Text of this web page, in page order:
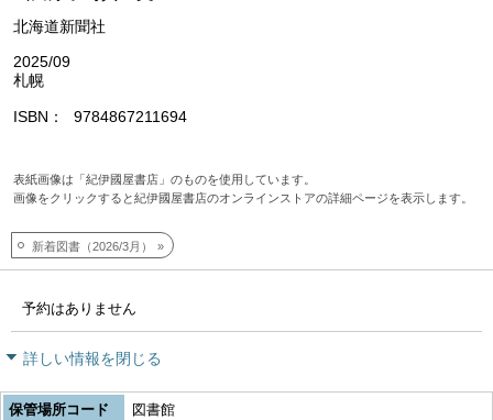
北海道新聞社
2025/09
札幌
ISBN 9784867211694
表紙画像は「紀伊國屋書店」のものを使用しています。
画像をクリックすると紀伊國屋書店のオンラインストアの詳細ページを表示します。
新着図書（2026/3月）
予約はありません
詳しい情報を閉じる
保管場所コード
図書館